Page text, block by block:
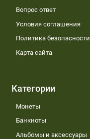
Вопрос ответ
Условия соглашения
Политика безопасности
Карта сайта
Категории
Монеты
Банкноты
Альбомы и аксессуары